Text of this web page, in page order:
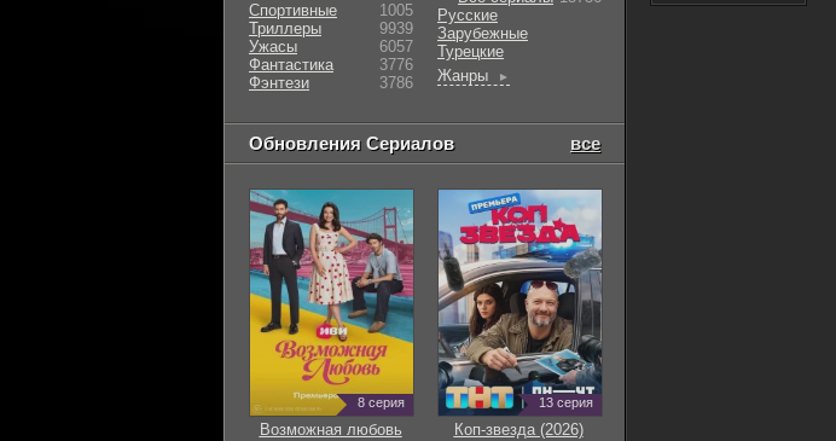
Cпортивные
1005
Триллеры
9939
Ужасы
6057
Фантастика
3776
Фэнтези
3786
Русские
Зарубежные
Турецкие
Жанры
►
Обновления Сериалов все
8 серия
Возможная любовь
13 серия
Коп-звезда (2026)